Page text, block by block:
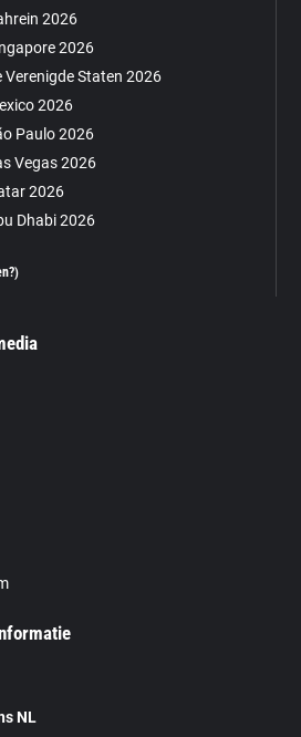
2026
2026
Verenigde Staten 2026
2026
Paulo 2026
Vegas 2026
2026
Dhabi 2026
NL